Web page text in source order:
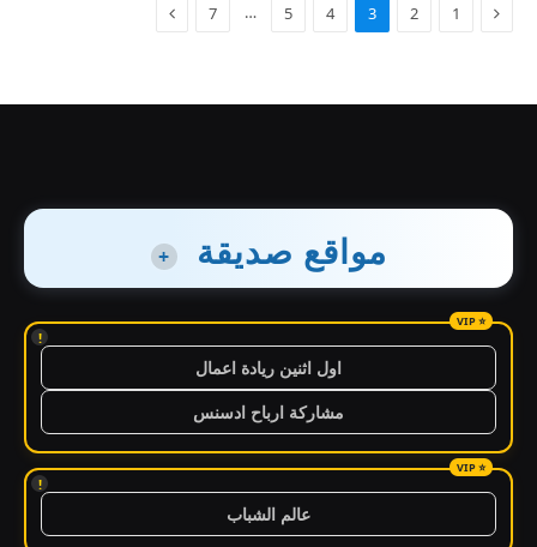
1
2
3
4
5
…
7
مواقع صديقة +
!
اول اثنين ريادة اعمال
مشاركة ارباح ادسنس
!
عالم الشباب